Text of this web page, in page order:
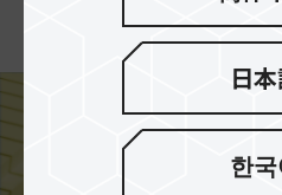
日
한국